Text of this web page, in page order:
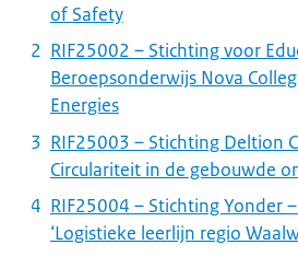
of Safety
RIF25002 – Stichting voor
Beroepsonderwijs Nova
Energies
RIF25003 – Stichting Deltion
Circulariteit in de gebouwde
RIF25004 – Stichting Yonder
‘Logistieke leerlijn regio